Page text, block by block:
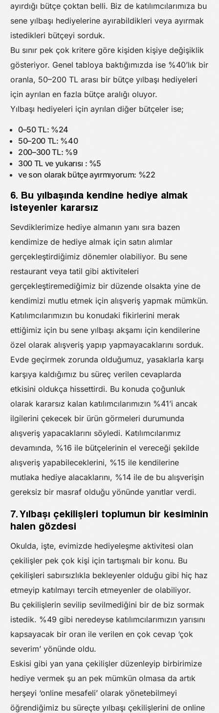
ayırdığı bütçe çoktan belli. Biz de katılımcılarımıza bu
sene yılbaşı hediyelerine ayırabildikleri veya ayırmak
istedikleri bütçeyi sorduk.
Bu sınır pek çok kritere göre kişiden kişiye değişiklik
gösteriyor. Genel tabloya baktığımızda ise %40’lık bir
oranla, 50–200 TL arası bir bütçe yılbaşı hediyeleri
için ayrılan en fazla bütçe aralığı oluyor.
Yılbaşı hediyeleri için ayrılan diğer bütçeler ise;
0–50 TL: %24
50–200 TL: %40
200–300 TL: %9
300 TL ve yukarısı : %5
ve son olarak bütçe ayırmıyorum: %22
6. Bu yılbaşında kendine hediye almak
isteyenler kararsız
Sevdiklerimize hediye almanın yanı sıra bazen
kendimize de hediye almak için satın alımlar
gerçekleştirdiğimiz dönemler olabiliyor. Bu sene
restaurant veya tatil gibi aktiviteleri
gerçekleştiremediğimiz bir düzende olsakta yine de
kendimizi mutlu etmek için alışveriş yapmak mümkün.
Katılımcılarımızın bu konudaki fikirlerini merak
ettiğimiz için bu sene yılbaşı akşamı için kendilerine
özel olarak alışveriş yapıp yapmayacaklarını sorduk.
Evde geçirmek zorunda olduğumuz, yasaklarla karşı
karşıya kaldığımız bu süreç verilen cevaplarda
etkisini oldukça hissettirdi. Bu konuda çoğunluk
olarak kararsız kalan katılımcılarımızın %41’i ancak
ilgilerini çekecek bir ürün görmeleri durumunda
alışveriş yapacaklarını söyledi. Katılımcılarımız
devamında, %16 ile bütçelerinin el vereceği şekilde
alışveriş yapabileceklerini, %15 ile kendilerine
mutlaka hediye alacaklarını, %14 ile de bu alışverişin
gereksiz bir masraf olduğu yönünde yanıtlar verdi.
7. Yılbaşı çekilişleri toplumun bir kesiminin
halen gözdesi
Okulda, işte, evimizde hediyeleşme aktivitesi olan
çekilişler pek çok kişi için tartışmalı bir konu. Bu
çekilişleri sabırsızlıkla bekleyenler olduğu gibi hiç haz
etmeyip katılmayı tercih etmeyenler de olabiliyor.
Bu çekilişlerin sevilip sevilmediğini bir de biz sormak
istedik. %49 gibi neredeyse katılımcılarımızın yarısını
kapsayacak bir oran ile verilen en çok cevap ‘çok
severim’ yönünde oldu.
Eskisi gibi yan yana çekilişler düzenleyip birbirimize
hediye vermek şu an pek mümkün olmasa da artık
herşeyi ‘online mesafeli’ olarak yönetebilmeyi
öğrendiğimiz bu süreçte yılbaşı çekilişlerini de online